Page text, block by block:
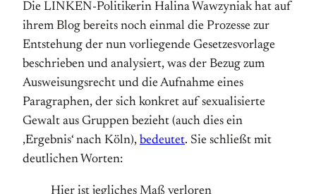
Die LINKEN-Politikerin Halina Wawzyniak hat auf
ihrem Blog bereits noch einmal die Prozesse zur
Entstehung der nun vorliegende Gesetzesvorlage
beschrieben und analysiert, was der Bezug zum
Ausweisungsrecht und die Aufnahme eines
Paragraphen, der sich konkret auf sexualisierte
Gewalt aus Gruppen bezieht (auch dies ein
‚Ergebnis‘ nach Köln), bedeutet. Sie schließt mit
deutlichen Worten:
Hier ist jegliches Maß verloren